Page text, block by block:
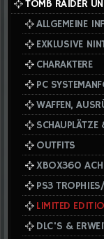
TOMB RAIDER
ALLGEMEINE
EXKLUSIVE
CHARAKTERE
PC
WAFFEN,
SCHAUPLÄTZE
OUTFITS
XBOX360
PS3
LIMITED
DLC'S &